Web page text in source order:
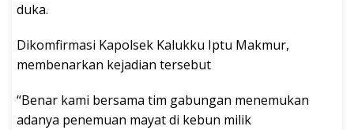
duka.
Dikomfirmasi Kapolsek Kalukku Iptu Makmur,
membenarkan kejadian tersebut
“Benar kami bersama tim gabungan menemukan
adanya penemuan mayat di kebun milik